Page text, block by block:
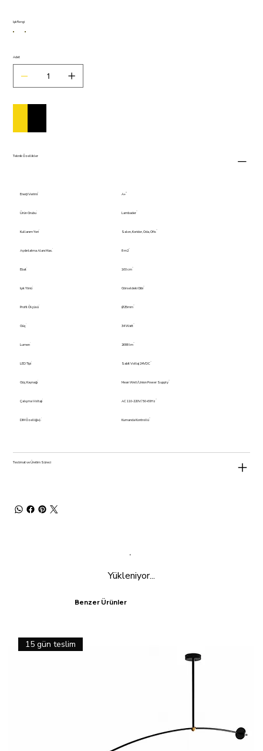
Işık Rengi
Adet
Teknik Özellikler
Enerji Verimi A+
Ürün Grubu Lambader
Kullanım Yeri Salon, Koridor, Oda, Ofis
Aydınlatma Alanı Max. 8 m2
Ebat 160 cm
Işık Yönü Görseldeki Gibi
Profil Ölçüsü Ø25mm
Güç 34 Watt
Lumen 2688 lm
LED Tipi Sabit Voltaj 24VDC
Güç Kaynağı Mean Well/Union Power Supply
Çalışma Voltajı AC 110-220V/ 50-60Hz
DIM Özelliği+(- Kumanda Kontrollü
Teslimat ve Üretim Süreci
Yükleniyor...
Benzer Ürünler
15 gün teslim